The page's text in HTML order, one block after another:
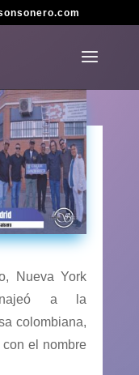
Nueva York
a la
colombiana,
el nombre